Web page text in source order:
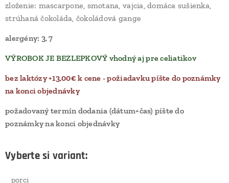
zloženie: mascarpone, smotana, vajcia, domáca sušienka,
strúhaná čokoláda, čokoládová gange
alergény: 3, 7
VÝROBOK JE BEZLEPKOVÝ vhodný aj pre celiatikov
bez laktózy +13,00€ k cene - požiadavku píšte do poznámky
na konci objednávky
požadovaný termín dodania (dátum+čas) píšte do
poznámky na konci objednávky
Vyberte si variant:
porci